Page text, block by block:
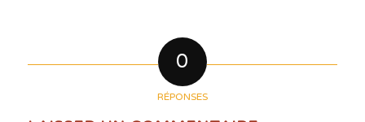
0
RÉPONSES